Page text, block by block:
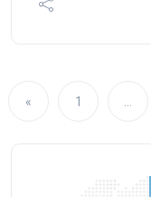
« 1 …